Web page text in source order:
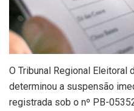
O Tribunal Regional Eleitoral
determinou a suspensão
registrada sob o nº PB-